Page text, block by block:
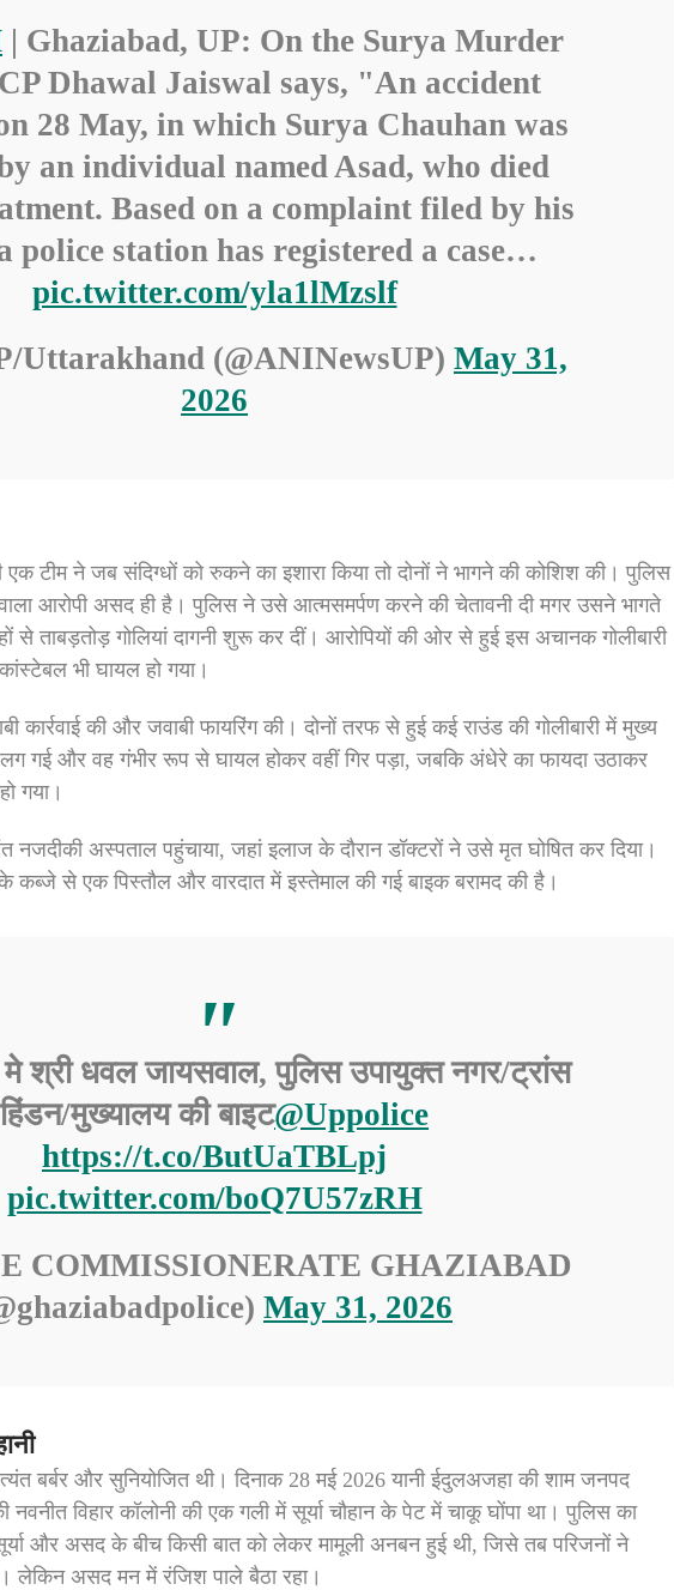
| Ghaziabad, UP: On the Surya Murder
Dhawal Jaiswal says, "An accident
28 May, in which Surya Chauhan was
an individual named Asad, who died
Based on a complaint filed by his
police station has registered a case…
pic.twitter.com/yla1lMzslf
Uttarakhand (@ANINewsUP) May 31,
2026
टीम ने जब संदिग्धों को रुकने का इशारा किया तो दोनों ने भागने की कोशिश की। पुलिस
आरोपी असद ही है। पुलिस ने उसे आत्मसमर्पण करने की चेतावनी दी मगर उसने भागते
ताबड़तोड़ गोलियां दागनी शुरू कर दीं। आरोपियों की ओर से हुई इस अचानक गोलीबारी
भी घायल हो गया।
कार्रवाई की और जवाबी फायरिंग की। दोनों तरफ से हुई कई राउंड की गोलीबारी में मुख्य
गई और वह गंभीर रूप से घायल होकर वहीं गिर पड़ा, जबकि अंधेरे का फायदा उठाकर
गया।
अस्पताल पहुंचाया, जहां इलाज के दौरान डॉक्टरों ने उसे मृत घोषित कर दिया।
से एक पिस्तौल और वारदात में इस्तेमाल की गई बाइक बरामद की है।
श्री धवल जायसवाल, पुलिस उपायुक्त नगर/ट्रांस
हिंडन/मुख्यालय की बाइट@Uppolice
https://t.co/ButUaTBLpj
pic.twitter.com/boQ7U57zRH
COMMISSIONERATE GHAZIABAD
May 31, 2026
बर्बर और सुनियोजित थी। दिनाक 28 मई 2026 यानी ईदुलअजहा की शाम जनपद
नवनीत विहार कॉलोनी की एक गली में सूर्या चौहान के पेट में चाकू घोंपा था। पुलिस का
और असद के बीच किसी बात को लेकर मामूली अनबन हुई थी, जिसे तब परिजनों ने
लेकिन असद मन में रंजिश पाले बैठा रहा।